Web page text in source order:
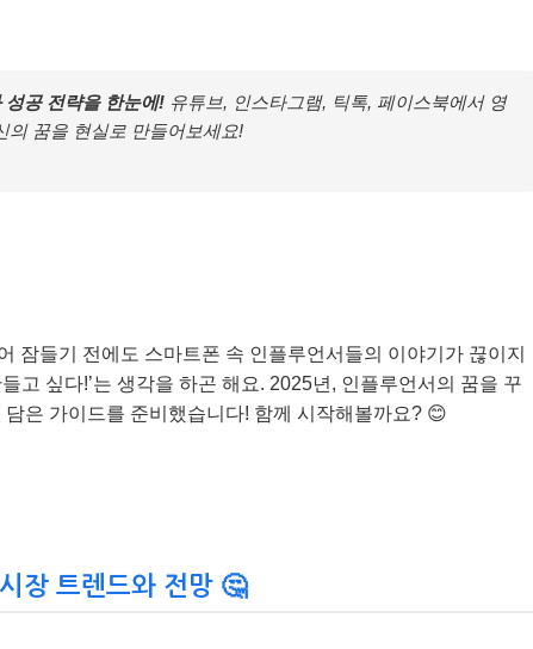
성공 전략을 한눈에! 유튜브, 인스타그램, 틱톡, 페이스북에서 영
의 꿈을 현실로 만들어보세요!
잠들기 전에도 스마트폰 속 인플루언서들의 이야기가 끊이지
고 싶다!’는 생각을 하곤 해요. 2025년, 인플루언서의 꿈을 꾸
은 가이드를 준비했습니다! 함께 시작해볼까요? 😊
장 트렌드와 전망 🤔